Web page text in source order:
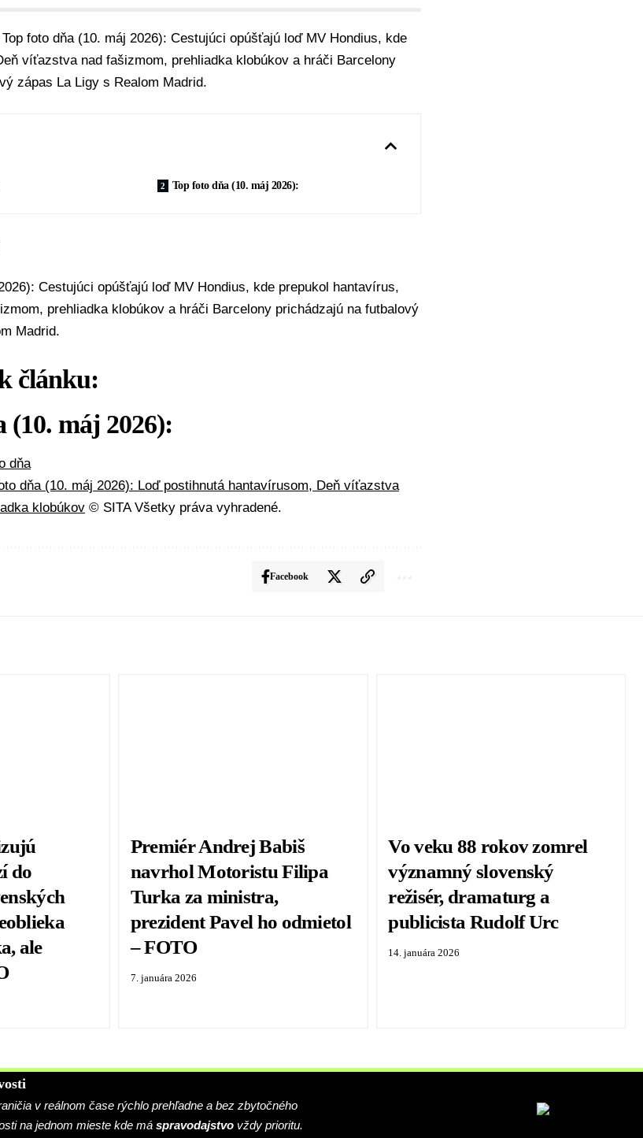
foto dňa (10. máj 2026): Cestujúci opúšťajú loď MV Hondius, kde
víťazstva nad fašizmom, prehliadka klobúkov a hráči Barcelony
zápas La Ligy s Realom Madrid.
Top foto dňa (10. máj 2026):
Cestujúci opúšťajú loď MV Hondius, kde prepukol hantavírus,
prehliadka klobúkov a hráči Barcelony prichádzajú na futbalový
Madrid.
článku:
(10. máj 2026):
dňa
dňa (10. máj 2026): Loď postihnutá hantavírusom, Deň víťazstva
klobúkov © SITA Všetky práva vyhradené.
Facebook
do
ale
Premiér Andrej Babiš
navrhol Motoristu Filipa
Turka za ministra,
prezident Pavel ho odmietol
– FOTO
7. januára 2026
Vo veku 88 rokov zomrel
významný slovenský
režisér, dramaturg a
publicista Rudolf Urc
14. januára 2026
v reálnom čase rýchlo prehľadne a bez zbytočného
na jednom mieste kde má spravodajstvo vždy prioritu.